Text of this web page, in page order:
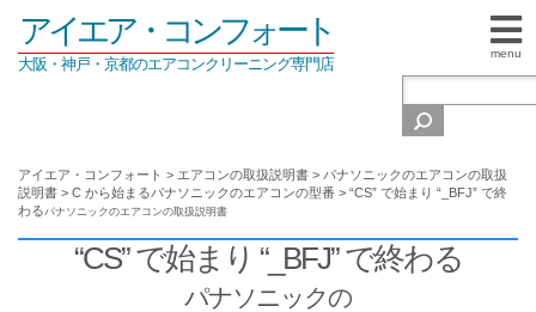
menu
アイエア・コンフォート
大阪・神戸・京都のエアコンクリーニング専門店
アイエア・コンフォート > エアコンの取扱説明書 > パナソニックのエアコンの取扱
説明書 > C から始まるパナソニックのエアコンの型番 > “CS” で始まり “_BFJ” で終
わるパナソニックのエアコンの取扱説明書
“CS” で始まり “_BFJ” で終わる
パナソニックの